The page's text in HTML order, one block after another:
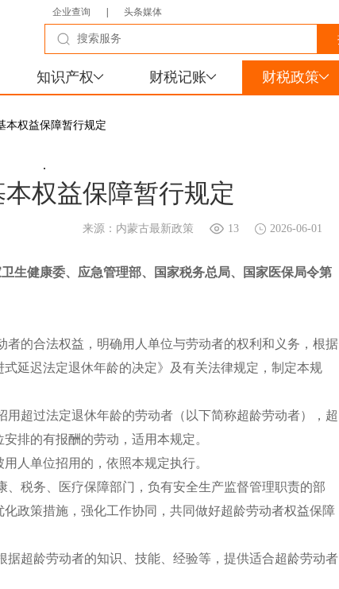
企业查询 头条媒体
知识产权 财税记账 财税政策
本权益保障暂行规定
.
权益保障暂行规定
2026-06-01
13
来源：内蒙古最新政策
生健康委、应急管理部、国家税务总局、国家医保局令第
者的合法权益，明确用人单位与劳动者的权利和义务，根据
式延迟法定退休年龄的决定》及有关法律规定，制定本规
用超过法定退休年龄的劳动者（以下简称超龄劳动者），超
排的有报酬的劳动，适用本规定。
人单位招用的，依照本规定执行。
、税务、医疗保障部门，负有安全生产监督管理职责的部
政策措施，强化工作协同，共同做好超龄劳动者权益保障
据超龄劳动者的知识、技能、经验等，提供适合超龄劳动者